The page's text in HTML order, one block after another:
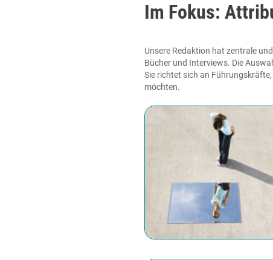
Im Fokus:
Unsere Redaktion hat zentrale
Bücher und Interviews. Die
Sie richtet sich an
möchten.